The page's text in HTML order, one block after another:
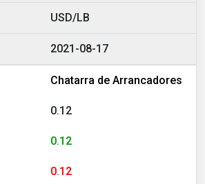
USD/LB
2021-08-17
Chatarra de Arrancadores
0.12
0.12
0.12